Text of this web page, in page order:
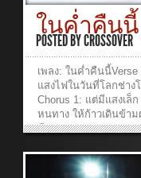
กุลGraphic Designer
เงินVideographer: ธั
เรืองกิจ ยงปิยะกุล
ในค่ำคืนนี้ |
POSTED BYCROSSOVER
เพลง: ในค่ำคืนนี้
แสงไฟในวันที่โลกช่าง
Chorus 1: แต่มีแสงเล็
หนทาง ให้ก้าวเดินข้า
มีแสงดวงดาวพร่างพร
พบพระเยซูคริสต์ในค่
พระองค์ผู้ไถ่ได้ชีวิตให
2:ในอุปสรรคที่เข้าม